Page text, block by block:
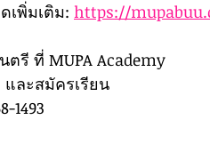
เพิ่มเติม: https://
ตรี ที่ MUPA Academy
ละสมัครเรียน
1493